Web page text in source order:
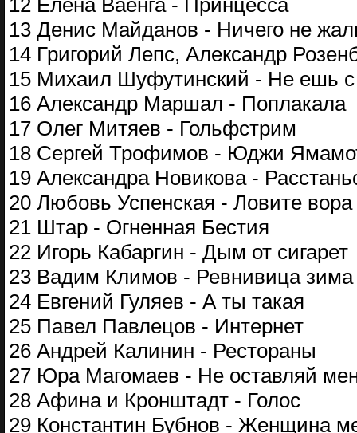
12 Елена Ваенга - Принцесса
13 Денис Майданов - Ничего не
14 Григорий Лепс, Александр
15 Михаил Шуфутинский - Не ешь
16 Александр Маршал - Поплакала
17 Олег Митяев - Гольфстрим
18 Сергей Трофимов - Юджи
19 Александра Новикова -
20 Любовь Успенская - Ловите вора
21 Штар - Огненная Бестия
22 Игорь Кабаргин - Дым от сигарет
23 Вадим Климов - Ревнивица зима
24 Евгений Гуляев - А ты такая
25 Павел Павлецов - Интернет
26 Андрей Калинин - Рестораны
27 Юра Магомаев - Не оставляй
28 Афина и Кронштадт - Голос
29 Константин Бубнов - Женщина